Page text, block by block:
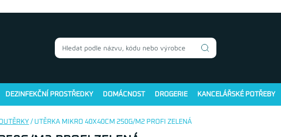
DEZINFEKČNÍ PROSTŘEDKY DOMÁCNOST DROGERIE KANCELÁŘSKÉ POTŘEBY
/ UTĚRKA MIKRO 40X40CM 250G/M2 PROFI ZELENÁ